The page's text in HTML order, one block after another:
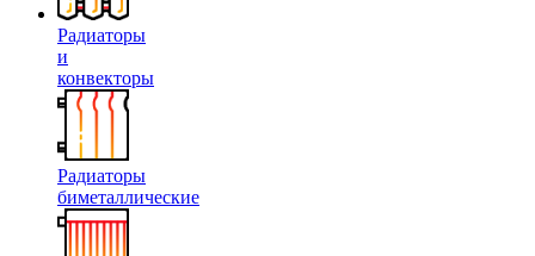
Радиаторы
и
конвекторы
Радиаторы
биметаллические